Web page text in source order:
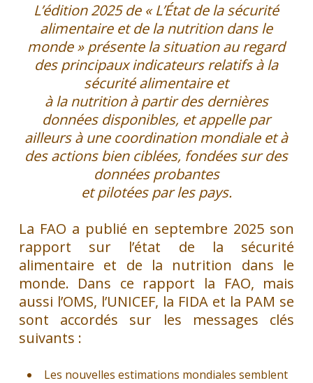
L’édition 2025 de « L’État de la sécurité
alimentaire et de la nutrition dans le
monde » présentela situation au regard
des principaux indicateurs relatifs à la
sécurité alimentaire et
à la nutrition à partir des dernières
données disponibles, et appelle par
ailleurs à une coordination mondiale et à
des actions bien ciblées, fondées sur des
données probantes
et pilotées par les pays.
La FAO a publié en septembre 2025 son
rapport sur l’état de la sécurité
alimentaire et de la nutrition dans le
monde. Dans ce rapport la FAO, mais
aussi l’OMS, l’UNICEF, la FIDA et la PAM se
sont accordés sur les messages clés
suivants :
Les nouvelles estimations mondiales semblent